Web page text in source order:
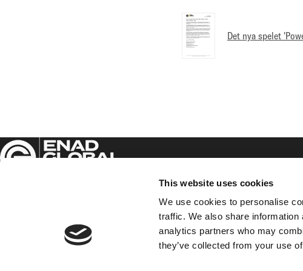
This website uses cookies
We use cookies to personalise
traffic. We also share
analytics partners who may
they’ve collected from your use
Det nya spelet
Enad Global 7 AB (publ)
Sveavägen 17, 5th floor,